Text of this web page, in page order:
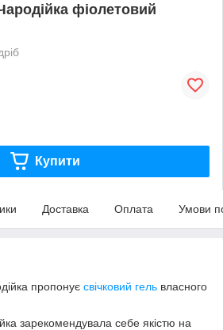
фіолетовий
Купити
Доставка Оплата Умови
пропонує свічковий гель власного
зарекомендувала себе якістю на